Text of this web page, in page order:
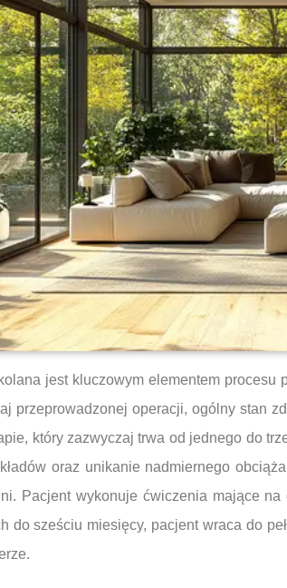
jest kluczowym elementem
przeprowadzonej operacji, ogólny stan
który zazwyczaj trwa od jednego do
oraz unikanie nadmiernego
Pacjent wykonuje ćwiczenia mające
do sześciu miesięcy, pacjent wraca do